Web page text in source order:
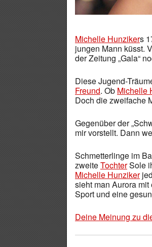
Michelle Hunzikers
jungen Mann küsst.
der Zeitung „Gala“
Diese Jugend-
Freund. Ob Michelle
Doch die zweifache
Gegenüber der
mir vorstellt. Dann
Schmetterlinge im
zweiteTochterSole
Michelle Hunziker
sieht man Aurora
Sport und eine
Deine Meinung zu